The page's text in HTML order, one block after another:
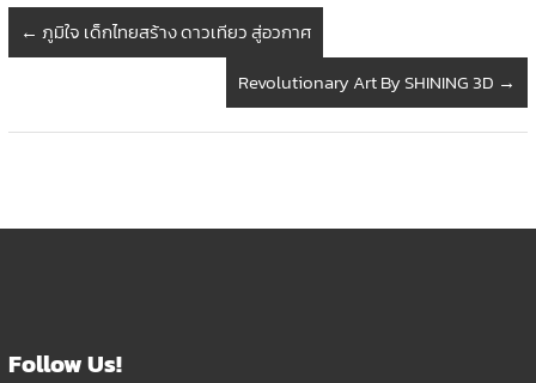
chosen
product
← ภูมิใจ เด็กไทยสร้าง ดาวเทียว สู่อวกาศ
Revolutionary Art By SHINING 3D →
Follow Us!